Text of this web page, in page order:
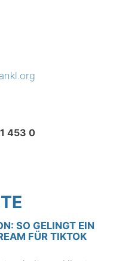
453 0
SO GELINGT EIN
FÜR TIKTOK